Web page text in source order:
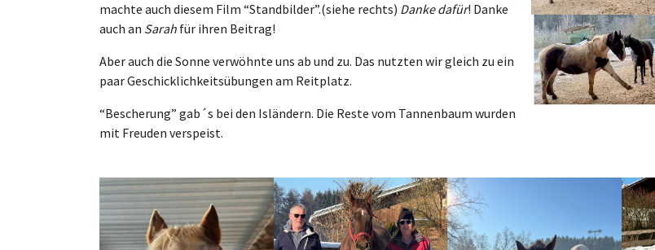
machte auch diesem Film “Standbilder”.(siehe rechts) Danke dafür! Danke
auch an Sarah für ihren Beitrag!
Aber auch die Sonne verwöhnte uns ab und zu. Das nutzten wir gleich zu ein
paar Geschicklichkeitsübungen am Reitplatz.
“Bescherung” gab´s bei den Isländern. Die Reste vom Tannenbaum wurden
mit Freuden verspeist.
Show larger version Show larger version Show larger version